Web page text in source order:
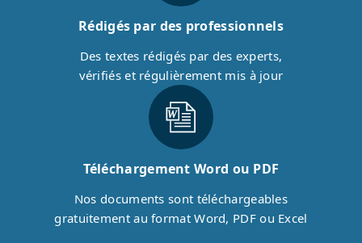
Rédigés par des professionnels
Des textes rédigés par des experts,
vérifiés et régulièrement mis à jour
Téléchargement Word ou PDF
Nos documents sont téléchargeables
gratuitement au format Word, PDF ou Excel